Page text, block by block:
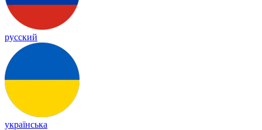
русский
українська